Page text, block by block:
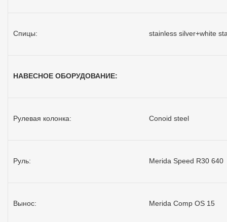
Спицы: stainless silver+white
НАВЕСНОЕ ОБОРУДОВАНИЕ:
Рулевая колонка: Conoid steel
Руль: Merida Speed R30 640
Вынос: Merida Comp OS 15